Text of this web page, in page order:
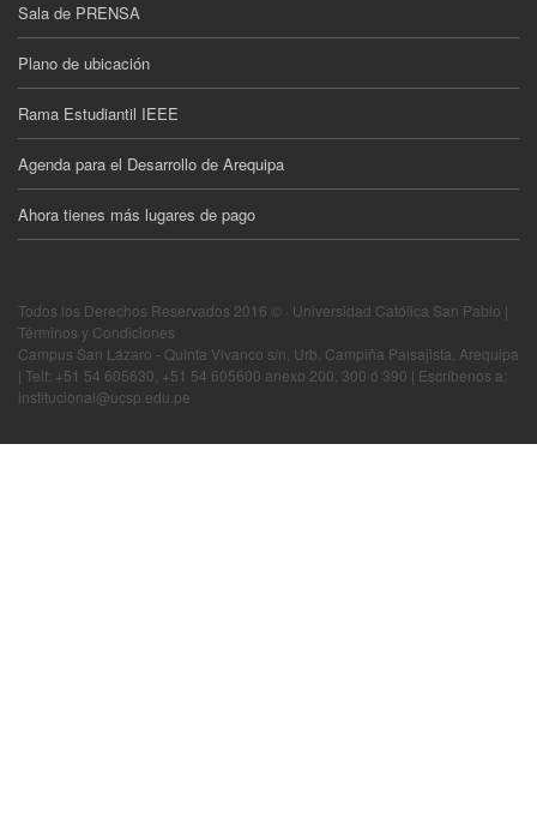
Sala de PRENSA
Plano de ubicación
Rama Estudiantil IEEE
Agenda para el Desarrollo de Arequipa
Ahora tienes más lugares de pago
Todos los Derechos Reservados 2016 © · Universidad Católica San Pablo |
Términos y Condiciones
Campus San Lázaro - Quinta Vivanco s/n, Urb. Campiña Paisajista, Arequipa
| Telf: +51 54 605630, +51 54 605600 anexo 200, 300 ó 390 | Escríbenos a:
institucional@ucsp.edu.pe